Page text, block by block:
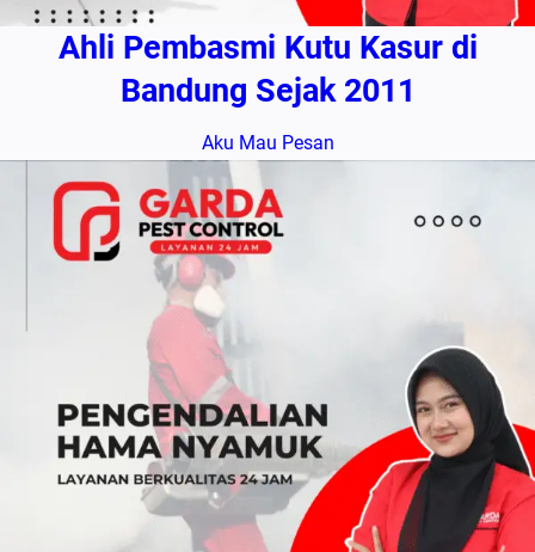
Ahli Pembasmi Kutu Kasur di
Bandung Sejak 2011
Aku Mau Pesan